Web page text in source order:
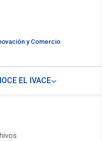
y Comercio
EL IVACE